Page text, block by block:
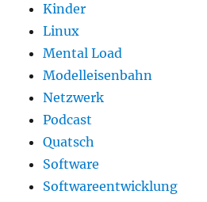
Kinder
Linux
Mental Load
Modelleisenbahn
Netzwerk
Podcast
Quatsch
Software
Softwareentwicklung